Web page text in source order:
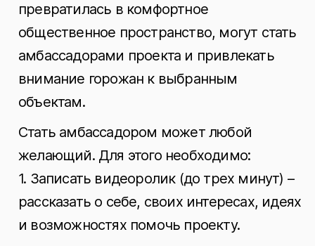
превратилась в комфортное
общественное пространство, могут стать
амбассадорами проекта и привлекать
внимание горожан к выбранным
объектам.
Стать амбассадором может любой
желающий. Для этого необходимо:
1. Записать видеоролик (до трех минут) –
рассказать о себе, своих интересах, идеях
и возможностях помочь проекту.